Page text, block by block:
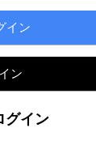
イン
ン
グイン